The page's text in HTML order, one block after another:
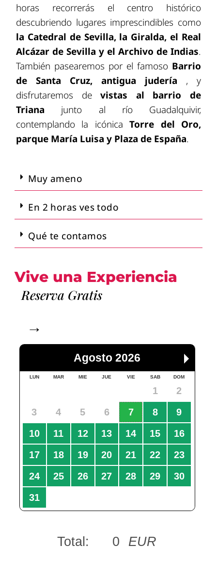
horas recorrerás el centro histórico
descubriendo lugares imprescindibles como
la Catedral de Sevilla, la Giralda, el Real
Alcázar de Sevilla y el Archivo de Indias.
También pasearemos por el famoso Barrio
de Santa Cruz, antigua judería , y
disfrutaremos devistas al barrio de
Triana junto al río Guadalquivir,
contemplando la icónicaTorre del Oro,
parque María Luisa y Plaza de España.
Muy ameno
En 2 horas ves todo
Qué te contamos
Vive una Experiencia
Reserva Gratis